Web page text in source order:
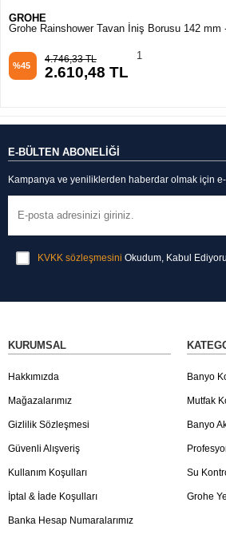
GROHE
Grohe Rainshower® Tepe Duşu Dirseği 286
%45
14.239,00 TL
7.831,45 TL
1
E-BÜLTEN ABONELİĞİ
Kampanya ve yeniliklerden haberdar olmak için e-
KVKK sözleşmesini Okudum, Kabul
KURUMSAL
Hakkımızda
Mağazalarımız
Gizlilik Sözleşmesi
Güvenli Alışveriş
Kullanım Koşulları
İptal & İade Koşulları
Banka Hesap Numaralarımız
Banyo
Mutfak
Banyo
Su
Grohe